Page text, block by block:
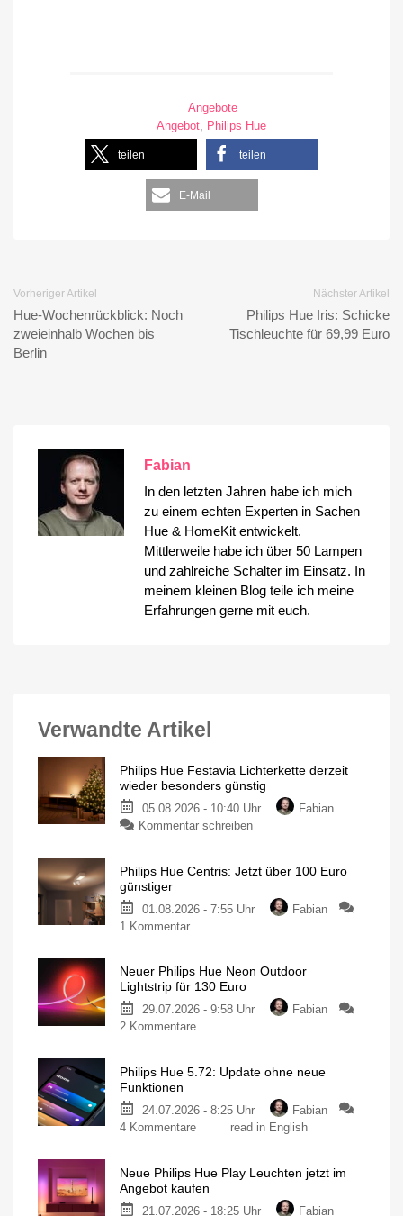
Angebote
Angebot, Philips Hue
teilen teilen
E-Mail
Vorheriger Artikel
Hue-Wochenrückblick: Noch
zweieinhalb Wochen bis
Berlin
Nächster Artikel
Philips Hue Iris: Schicke
Tischleuchte für 69,99 Euro
Fabian
In den letzten Jahren habe ich mich
zu einem echten Experten in Sachen
Hue & HomeKit entwickelt.
Mittlerweile habe ich über 50 Lampen
und zahlreiche Schalter im Einsatz. In
meinem kleinen Blog teile ich meine
Erfahrungen gerne mit euch.
Verwandte Artikel
Philips Hue Festavia Lichterkette derzeit
wieder besonders günstig
05.08.2026 - 10:40 Uhr
Fabian
Kommentar schreibenzu
Festavia
derzeit
LEDs
Philips Hue Centris: Jetzt über 100 Euro
günstiger
01.08.2026 - 7:55 Uhr
Fabian
1 Kommentarzu
Centris:
Jetzt
über
100
Individuelle
Lumen
Neuer Philips Hue Neon Outdoor
Lightstrip für 130 Euro
29.07.2026 - 9:58 Uhr
Fabian
2 Kommentarezu
Hue
Outdoor
Lightstrip
Euro
Ausgestattet
Gradient-
Philips Hue 5.72: Update ohne neue
Funktionen
24.07.2026 - 8:25 Uhr
Fabian
4 Kommentarezu
5.72:
Update
ohne
read in English
Neue Philips Hue Play Leuchten jetzt im
Angebot kaufen
21.07.2026 - 18:25 Uhr Fabian